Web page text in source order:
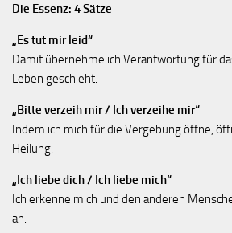
Die Essenz: 4 Sätze
„Es tut mir leid“
Damit übernehme ich Verantwortung für
Leben geschieht.
„Bitte verzeih mir / Ich verzeihe mir“
Indem ich mich für die Vergebung öffne,
Heilung.
„Ich liebe dich / Ich liebe mich“
Ich erkenne mich und den anderen
an.